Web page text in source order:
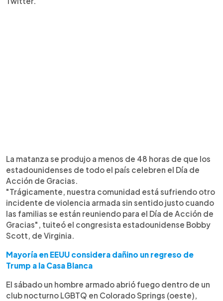
La matanza se produjo a menos de 48 horas de que los
estadounidenses de todo el país celebren el Día de
Acción de Gracias.
"Trágicamente, nuestra comunidad está sufriendo otro
incidente de violencia armada sin sentido justo cuando
las familias se están reuniendo para el Día de Acción de
Gracias", tuiteó el congresista estadounidense Bobby
Scott, de Virginia.
Mayoría en EEUU considera dañino un regreso de
Trump a la Casa Blanca
El sábado un hombre armado abrió fuego dentro de un
club nocturno LGBTQ en Colorado Springs (oeste),